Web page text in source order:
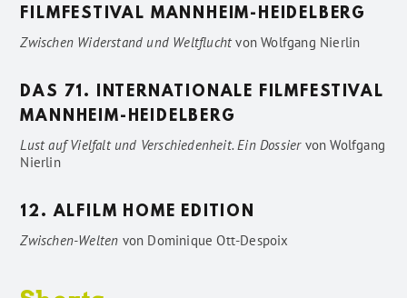
FILMFESTIVAL MANNHEIM-HEIDELBERG
Zwischen Widerstand und WeltfluchtvonWolfgang Nierlin
DAS 71. INTERNATIONALE FILMFESTIVAL
MANNHEIM-HEIDELBERG
Lust auf Vielfalt und Verschiedenheit. Ein DossiervonWolfgang
Nierlin
12. ALFILM HOME EDITION
Zwischen-Welten von Dominique Ott-Despoix